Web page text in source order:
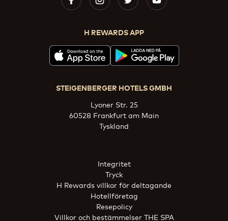
H REWARDS APP
STEIGENBERGER HOTELS GMBH
Lyoner Str. 25
60528 Frankfurt am Main
Tyskland
Integritet
Tryck
H Rewards villkor för deltagande
Hotellföretag
Resepolicy
Villkor och bestämmelser THE SPA